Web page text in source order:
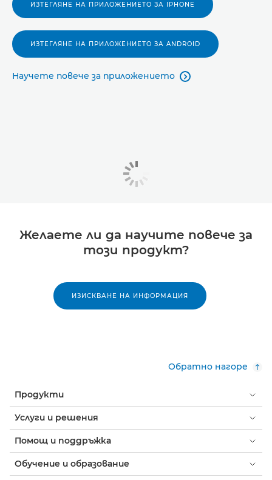
ИЗТЕГЛЯНЕ НА ПРИЛОЖЕНИЕТО ЗА IPHONE
ИЗТЕГЛЯНЕ НА ПРИЛОЖЕНИЕТО ЗА ANDROID
Научете повече за приложението 
Желаете ли да научите повече за
този продукт?
ИЗИСКВАНЕ НА ИНФОРМАЦИЯ
Обратно нагоре
Продукти
Услуги и решения
Помощ и поддръжка
Обучение и образование